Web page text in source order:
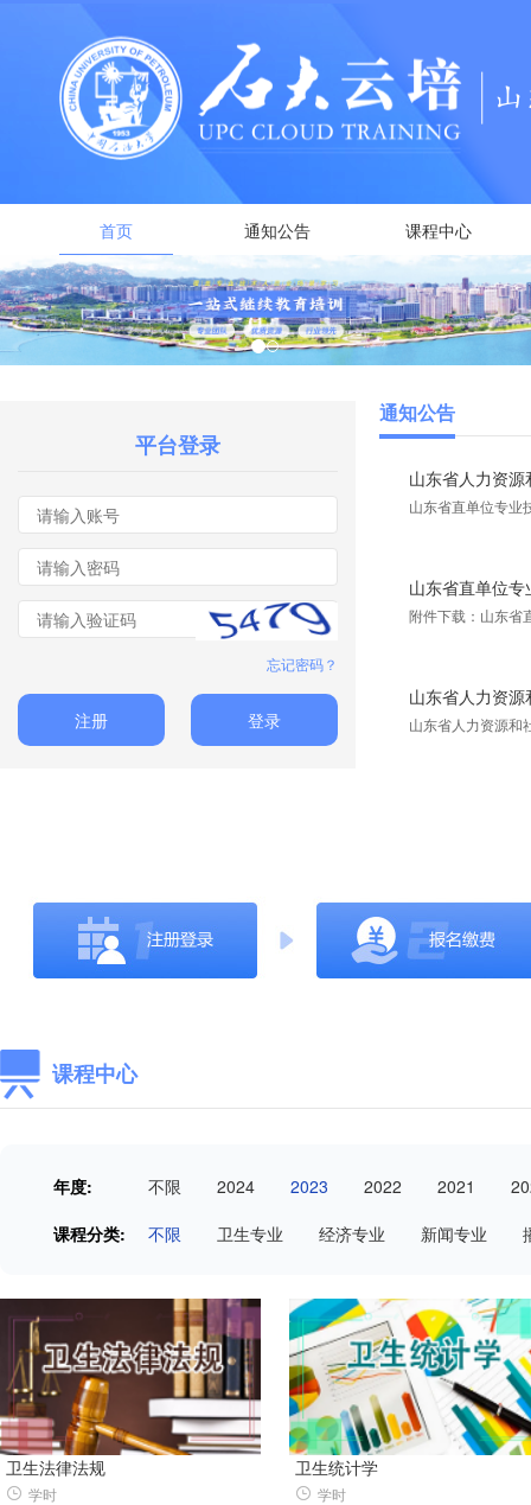
首页 通知公告 课程中心
平台登录
忘记密码？
注册 登录
通知公告
山东省人力资
山东省直单位专业
山东省直单位
附件下载：山东省
山东省人力资
山东省人力资源和
课程中心
年度: 不限 2024 2023 2022 2021
课程分类:
不限 卫生专业 经济专业 新闻专业
卫生法律法规
学时
卫生统计学
学时